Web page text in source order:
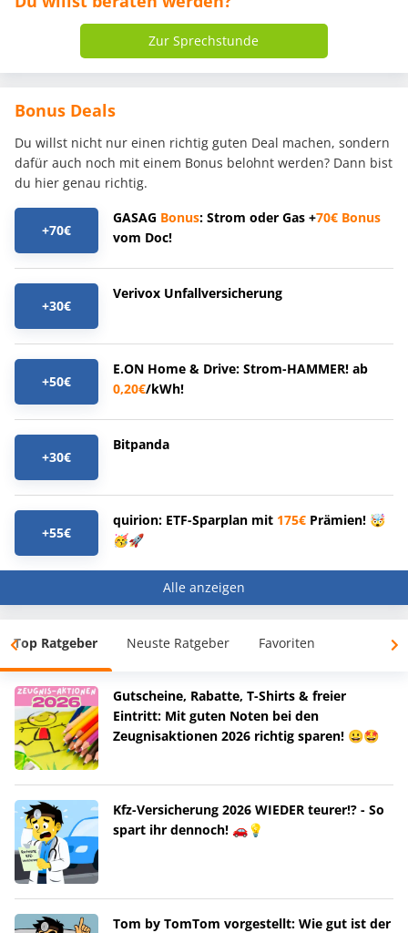
Zur Sprechstunde
Bonus Deals
Du willst nicht nur einen richtig guten Deal machen, sondern
dafür auch noch mit einem Bonus belohnt werden? Dann bist
du hier genau richtig.
+70€
GASAG Bonus: Strom oder Gas +70€ Bonus
vom Doc!
+30€
Verivox Unfallversicherung
+50€
E.ON Home & Drive: Strom-HAMMER! ab
0,20€/kWh!
+30€
Bitpanda
+55€
quirion: ETF-Sparplan mit 175€ Prämien! 🤯
🥳🚀
Alle anzeigen
Top Ratgeber Neuste Ratgeber Favoriten
Gutscheine, Rabatte, T-Shirts & freier
Eintritt: Mit guten Noten bei den
Zeugnisaktionen 2026 richtig sparen! 😀🤩
Kfz-Versicherung 2026 WIEDER teurer!? - So
spart ihr dennoch! 🚗💡
Tom by TomTom vorgestellt: Wie gut ist der